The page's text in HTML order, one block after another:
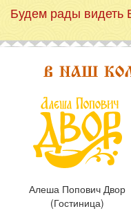
Будем рады
Алеша Попович Двор
(Гостиница)